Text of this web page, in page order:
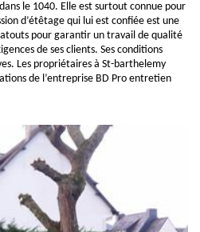
le 1040. Elle est surtout connue pour
d’étêtage qui lui est confiée est une
pour garantir un travail de qualité
de ses clients. Ses conditions
Les propriétaires à St-barthelemy
de l’entreprise BD Pro entretien